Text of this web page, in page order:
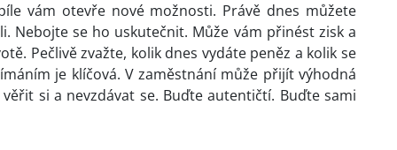
vám otevře nové možnosti. Právě dnes můžete
Nebojte se ho uskutečnit. Může vám přinést zisk a
Pečlivě zvažte, kolik dnes vydáte peněz a kolik se
je klíčová. V zaměstnání může přijít výhodná
si a nevzdávat se. Buďte autentičtí. Buďte sami